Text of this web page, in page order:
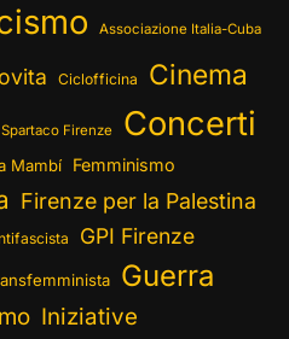
Associazione Italia-Cuba
Ciclofficina Cinema
Firenze Concerti
Mambí Femminismo
Firenze per la Palestina
GPI Firenze
Guerra
Iniziative